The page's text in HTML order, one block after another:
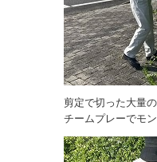
剪定で切った大量
チームプレーでモ